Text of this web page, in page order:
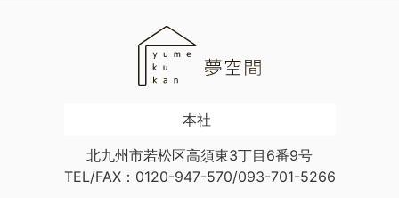
本社
北九州市若松区高須東3丁目6番9号
TEL/FAX：0120-947-570/093-701-5266